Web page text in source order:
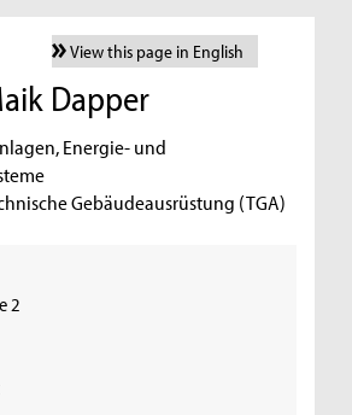
View this page in English
Dapper
Energie- und
Gebäudeausrüstung (TGA)
2